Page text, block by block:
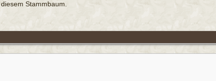
Stammbaum.